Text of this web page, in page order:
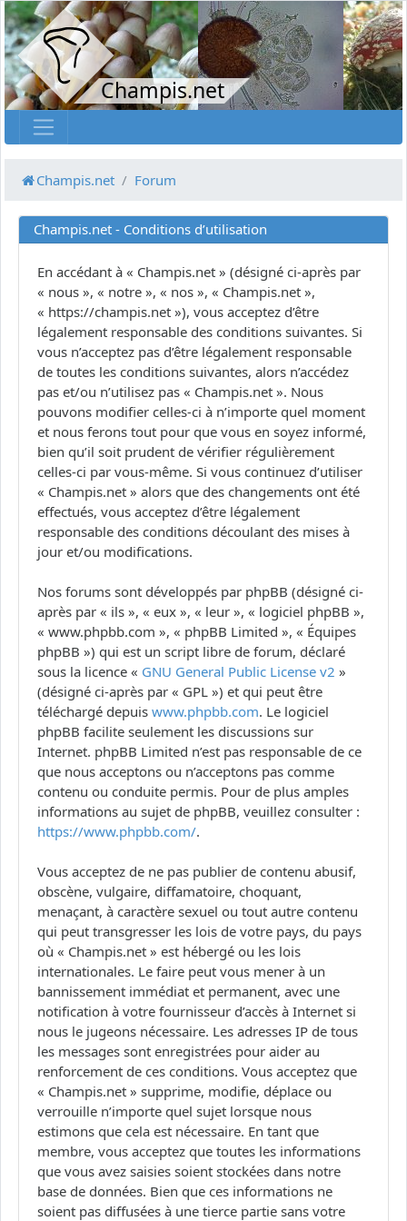
Champis.net
Champis.net Forum
Champis.net - Conditions d’utilisation
En accédant à « Champis.net » (désigné ci-après par
« nous », « notre », « nos », « Champis.net »,
« https://champis.net »), vous acceptez d’être
légalement responsable des conditions suivantes. Si
vous n’acceptez pas d’être légalement responsable
de toutes les conditions suivantes, alors n’accédez
pas et/ou n’utilisez pas « Champis.net ». Nous
pouvons modifier celles-ci à n’importe quel moment
et nous ferons tout pour que vous en soyez informé,
bien qu’il soit prudent de vérifier régulièrement
celles-ci par vous-même. Si vous continuez d’utiliser
« Champis.net » alors que des changements ont été
effectués, vous acceptez d’être légalement
responsable des conditions découlant des mises à
jour et/ou modifications.
Nos forums sont développés par phpBB (désigné ci-
après par « ils », « eux », « leur », « logiciel phpBB »,
« www.phpbb.com », « phpBB Limited », « Équipes
phpBB ») qui est un script libre de forum, déclaré
sous la licence « GNU General Public License v2 »
(désigné ci-après par « GPL ») et qui peut être
téléchargé depuis www.phpbb.com. Le logiciel
phpBB facilite seulement les discussions sur
Internet. phpBB Limited n’est pas responsable de ce
que nous acceptons ou n’acceptons pas comme
contenu ou conduite permis. Pour de plus amples
informations au sujet de phpBB, veuillez consulter :
https://www.phpbb.com/.
Vous acceptez de ne pas publier de contenu abusif,
obscène, vulgaire, diffamatoire, choquant,
menaçant, à caractère sexuel ou tout autre contenu
qui peut transgresser les lois de votre pays, du pays
où « Champis.net » est hébergé ou les lois
internationales. Le faire peut vous mener à un
bannissement immédiat et permanent, avec une
notification à votre fournisseur d’accès à Internet si
nous le jugeons nécessaire. Les adresses IP de tous
les messages sont enregistrées pour aider au
renforcement de ces conditions. Vous acceptez que
« Champis.net » supprime, modifie, déplace ou
verrouille n’importe quel sujet lorsque nous
estimons que cela est nécessaire. En tant que
membre, vous acceptez que toutes les informations
que vous avez saisies soient stockées dans notre
base de données. Bien que ces informations ne
soient pas diffusées à une tierce partie sans votre